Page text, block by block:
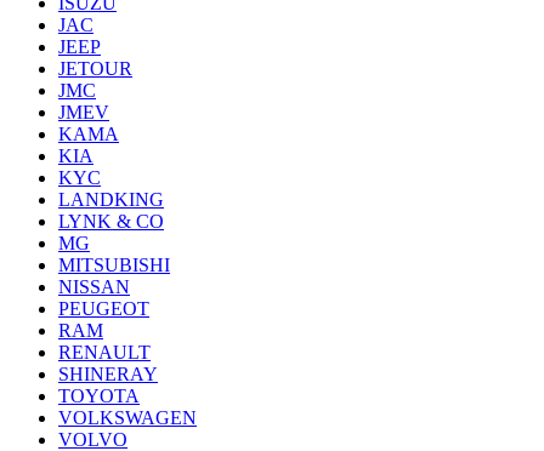
JAC
JEEP
JETOUR
JMC
JMEV
KAMA
KIA
KYC
LANDKING
LYNK & CO
MG
MITSUBISHI
NISSAN
PEUGEOT
RAM
RENAULT
SHINERAY
TOYOTA
VOLKSWAGEN
VOLVO